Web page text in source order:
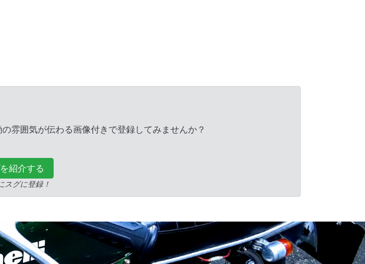
雰囲気が伝わる画像付きで登録してみませんか？
紹介する
スグに登録！